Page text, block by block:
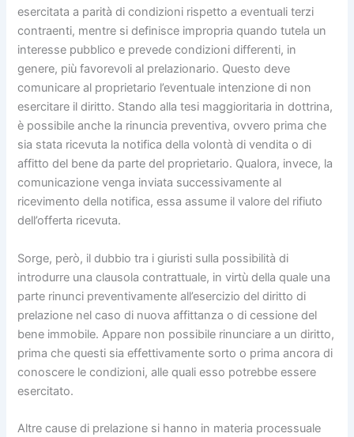
esercitata a parità di condizioni rispetto a eventuali terzi
contraenti, mentre si definisce impropria quando tutela un
interesse pubblico e prevede condizioni differenti, in
genere, più favorevoli al prelazionario. Questo deve
comunicare al proprietario l’eventuale intenzione di non
esercitare il diritto. Stando alla tesi maggioritaria in dottrina,
è possibile anche la rinuncia preventiva, ovvero prima che
sia stata ricevuta la notifica della volontà di vendita o di
affitto del bene da parte del proprietario. Qualora, invece, la
comunicazione venga inviata successivamente al
ricevimento della notifica, essa assume il valore del rifiuto
dell’offerta ricevuta.
Sorge, però, il dubbio tra i giuristi sulla possibilità di
introdurre una clausola contrattuale, in virtù della quale una
parte rinunci preventivamente all’esercizio del diritto di
prelazione nel caso di nuova affittanza o di cessione del
bene immobile. Appare non possibile rinunciare a un diritto,
prima che questi sia effettivamente sorto o prima ancora di
conoscere le condizioni, alle quali esso potrebbe essere
esercitato.
Altre cause di prelazione si hanno in materia processuale